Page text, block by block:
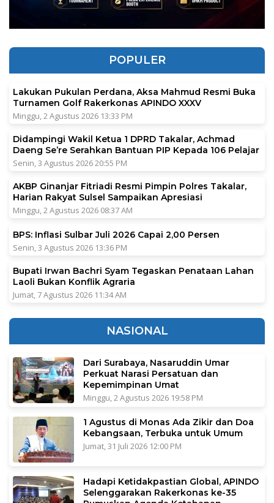
POPULER
Lakukan Pukulan Perdana, Aksa Mahmud Resmi Buka
Turnamen Golf Rakerkonas APINDO XXXV
Minggu, 2 Agustus 2026 13:33 PM
Didampingi Wakil Ketua 1 DPRD Takalar, Achmad
Daeng Se’re Serahkan Bantuan PIP Kepada 106 Pelajar
Senin, 3 Agustus 2026 20:55 PM
AKBP Ginanjar Fitriadi Resmi Pimpin Polres Takalar,
Harian Rakyat Sulsel Sampaikan Apresiasi
Minggu, 2 Agustus 2026 08:37 AM
BPS: Inflasi Sulbar Juli 2026 Capai 2,00 Persen
Senin, 3 Agustus 2026 13:36 PM
Bupati Irwan Bachri Syam Tegaskan Penataan Lahan
Laoli Bukan Konflik Agraria
Jumat, 7 Agustus 2026 11:34 AM
NASIONAL
Dari Surabaya, Nasaruddin Umar
Perkuat Narasi Persatuan dan
Kepemimpinan Umat
Minggu, 2 Agustus 2026 19:58 PM
1 Agustus di Monas Ada Zikir dan Doa
Kebangsaan, Terbuka untuk Umum
Jumat, 31 Juli 2026 12:00 PM
Hadapi Ketidakpastian Global, APINDO
Selenggarakan Rakerkonas ke-35